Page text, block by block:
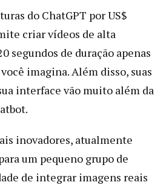
do ChatGPT por US$
criar vídeos de alta
segundos de duração apenas
imagina. Além disso, suas
interface vão muito além da
inovadores, atualmente
um pequeno grupo de
de integrar imagens reais